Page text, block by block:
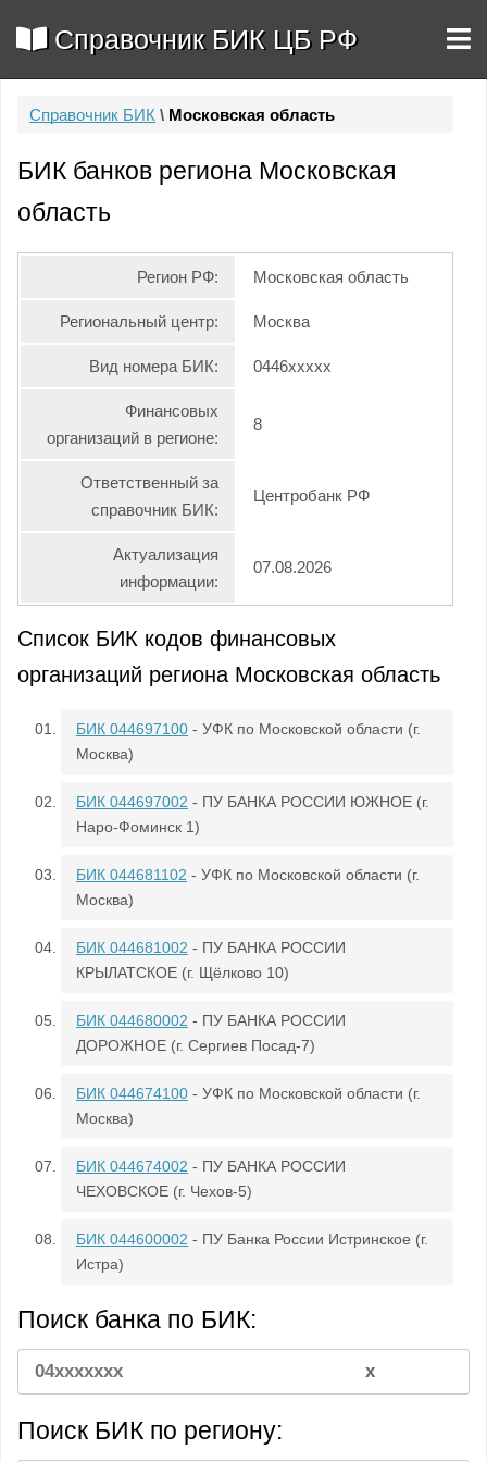
Справочник БИК ЦБ РФ
Справочник БИК \ Московская область
БИК банков региона Московская
область
Регион РФ: Московская область
Региональный центр: Москва
Вид номера БИК: 0446xxxxx
Финансовых
организаций в регионе:
8
Ответственный за
справочник БИК:
Центробанк РФ
Актуализация
информации:
07.08.2026
Список БИК кодов финансовых
организаций региона Московская область
БИК 044697100 - УФК по Московской области (г.
Москва)
БИК 044697002 - ПУ БАНКА РОССИИ ЮЖНОЕ (г.
Наро-Фоминск 1)
БИК 044681102 - УФК по Московской области (г.
Москва)
БИК 044681002 - ПУ БАНКА РОССИИ
КРЫЛАТСКОЕ (г. Щёлково 10)
БИК 044680002 - ПУ БАНКА РОССИИ
ДОРОЖНОЕ (г. Сергиев Посад-7)
БИК 044674100 - УФК по Московской области (г.
Москва)
БИК 044674002 - ПУ БАНКА РОССИИ
ЧЕХОВСКОЕ (г. Чехов-5)
БИК 044600002 - ПУ Банка России Истринское (г.
Истра)
Поиск банка по БИК:
Поиск БИК по региону: